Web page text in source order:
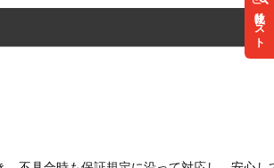
リスト